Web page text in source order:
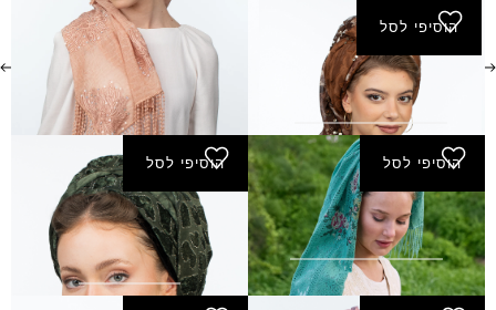
הוסיפי לסל
מטפחת מאורות
₪160.00
הוסיפי לסל
מטפחת מישר
₪240.00
הוסיפי לסל
מטפחת עולמות- מרובע
קטן
₪130.00